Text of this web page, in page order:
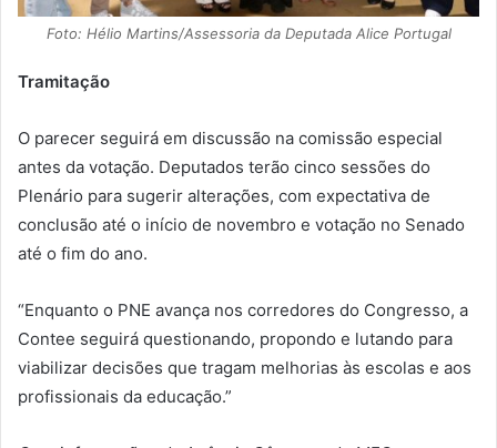
Foto: Hélio Martins/Assessoria da Deputada Alice Portugal
Tramitação
O parecer seguirá em discussão na comissão especial
antes da votação. Deputados terão cinco sessões do
Plenário para sugerir alterações, com expectativa de
conclusão até o início de novembro e votação no Senado
até o fim do ano.
“Enquanto o PNE avança nos corredores do Congresso, a
Contee seguirá questionando, propondo e lutando para
viabilizar decisões que tragam melhorias às escolas e aos
profissionais da educação.”